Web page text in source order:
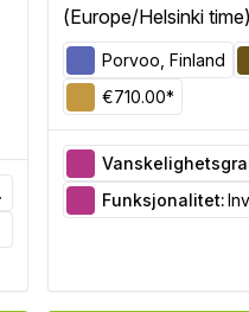
(Europe/Helsinki time)
Porvoo, Finland
€710.00*
Funksjonalitet: